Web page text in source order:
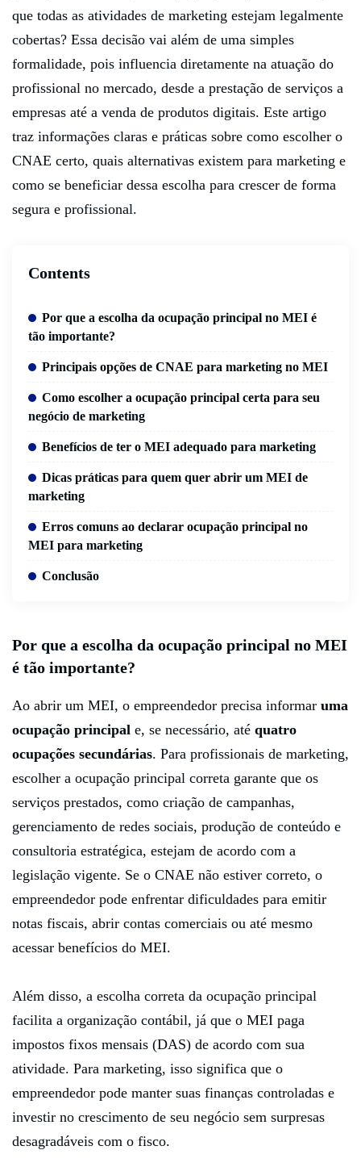
que todas as atividades de marketing estejam legalmente
cobertas? Essa decisão vai além de uma simples
formalidade, pois influencia diretamente na atuação do
profissional no mercado, desde a prestação de serviços a
empresas até a venda de produtos digitais. Este artigo
traz informações claras e práticas sobre como escolher o
CNAE certo, quais alternativas existem para marketing e
como se beneficiar dessa escolha para crescer de forma
segura e profissional.
Contents
Por que a escolha da ocupação principal no MEI é
tão importante?
Principais opções de CNAE para marketing no MEI
Como escolher a ocupação principal certa para seu
negócio de marketing
Benefícios de ter o MEI adequado para marketing
Dicas práticas para quem quer abrir um MEI de
marketing
Erros comuns ao declarar ocupação principal no
MEI para marketing
Conclusão
Por que a escolha da ocupação principal no MEI
é tão importante?
Ao abrir um MEI, o empreendedor precisa informar uma
ocupação principal e, se necessário, até quatro
ocupações secundárias. Para profissionais de marketing,
escolher a ocupação principal correta garante que os
serviços prestados, como criação de campanhas,
gerenciamento de redes sociais, produção de conteúdo e
consultoria estratégica, estejam de acordo com a
legislação vigente. Se o CNAE não estiver correto, o
empreendedor pode enfrentar dificuldades para emitir
notas fiscais, abrir contas comerciais ou até mesmo
acessar benefícios do MEI.
Além disso, a escolha correta da ocupação principal
facilita a organização contábil, já que o MEI paga
impostos fixos mensais (DAS) de acordo com sua
atividade. Para marketing, isso significa que o
empreendedor pode manter suas finanças controladas e
investir no crescimento de seu negócio sem surpresas
desagradáveis com o fisco.